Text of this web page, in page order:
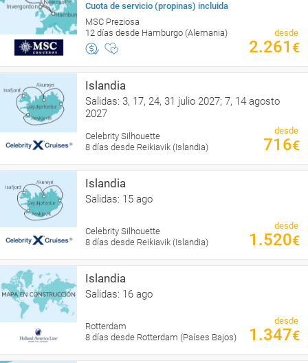
Cuota de servicio (propinas) incluida
MSC Preziosa
12 días desde Hamburgo (Alemania)
desde
2.261 €
Islandia
Salidas: 3, 17, 24, 31 julio 2027; 7, 14 agosto
2027
Celebrity Silhouette
8 días desde Reikiavik (Islandia)
desde
716€
Islandia
Salidas: 15 ago
Celebrity Silhouette
8 días desde Reikiavik (Islandia)
desde
1.520€
Islandia
Salidas: 16 ago
Rotterdam
8 días desde Rotterdam (Países Bajos)
desde
1.347€